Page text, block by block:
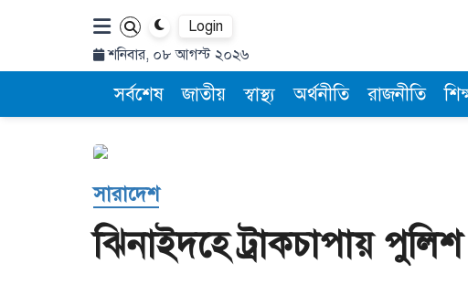
Login
শনিবার, ০৮ আগস্ট ২০২৬
সর্বশেষ জাতীয় স্বাস্থ্য অর্থনীতি রাজনীতি
সারাদেশ
ঝিনাইদহে ট্রাকচাপায়